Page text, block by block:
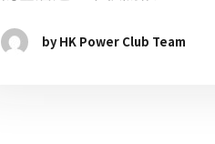
by HK Power Club Team